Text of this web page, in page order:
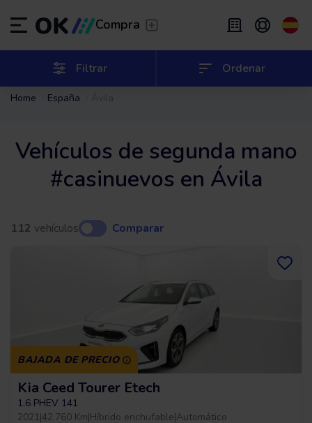
Compra
Transfer/ Deja que te lleven
Renting flexible De 2 a 9 meses
Renting
Filtrar Ordenar
Español (ES)
EN English (UK)
Home España Ávila
Vehículos de segunda mano
#casinuevos en Ávila
112 vehículos Comparar
BAJADA DE PRECIO
Kia Ceed Tourer Etech
1.6 PHEV 141
2021|42.760 Km|Híbrido enchufable|Automático